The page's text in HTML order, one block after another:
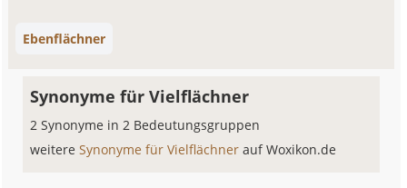
Ebenflächner
Synonyme für Vielflächner
2 Synonyme in 2 Bedeutungsgruppen
weitereSynonyme für Vielflächnerauf Woxikon.de